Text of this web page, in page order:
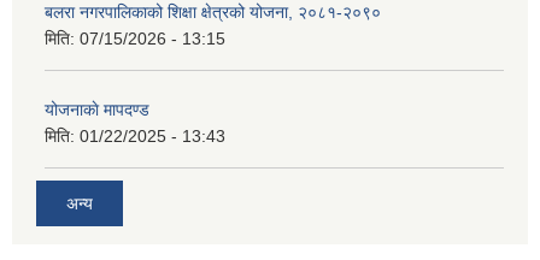
बलरा नगरपालिकाको शिक्षा क्षेत्रको योजना, २०८१-२०९०
मिति: 07/15/2026 - 13:15
योजनाकाे मापदण्ड
मिति: 01/22/2025 - 13:43
अन्य